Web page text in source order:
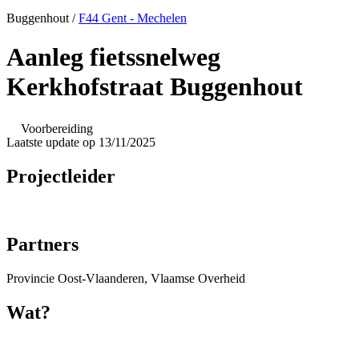
Buggenhout /F44 Gent - Mechelen
Aanleg fietssnelweg
Kerkhofstraat Buggenhout
Voorbereiding
Laatste update op 13/11/2025
Projectleider
Partners
Provincie Oost-Vlaanderen, Vlaamse Overheid
Wat?